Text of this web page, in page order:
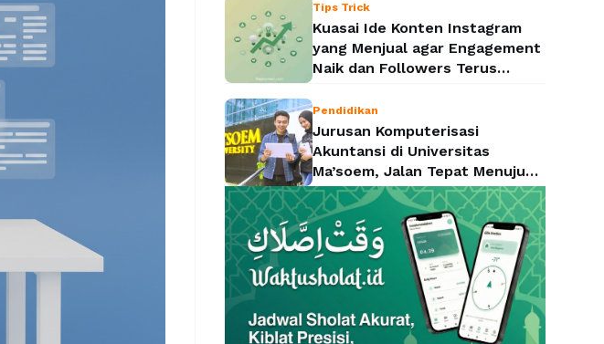
Tips Trick
Kuasai Ide Konten Instagram
yang Menjual agar Engagement
Naik dan Followers Terus
Pendidikan
Jurusan Komputerisasi
Akuntansi di Universitas
Ma’soem, Jalan Tepat Menuju
Profesi yang Dicari Perusahaan